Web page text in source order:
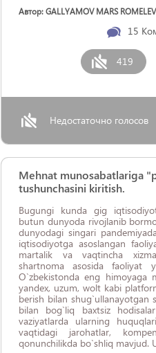
Автор: GALLYAMOV MARS
15
419
Недостаточно голосов
Mehnat munosabatlariga
tushunchasini kiritish.
Bugungi kunda gig
butun dunyoda rivojlanib
dunyodagi singari
iqtisodiyotga asoslangan
martalik va vaqtincha
shartnoma asosida faoliyat
O`zbekistonda eng himoyaga
yandex, uzum, wolt kabi
berish bilan shug`ullanayotgan
bilan bog`liq baxtsiz
vaziyatlarda ularning
vaqtidagi jarohatlar,
qonunchilikda bo`shliq mavjud.